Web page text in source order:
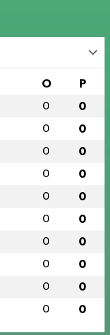
O P
0 0
0 0
0 0
0 0
0 0
0 0
0 0
0 0
0 0
0 0